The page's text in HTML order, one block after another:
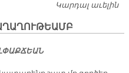
Կարդալ աւելին